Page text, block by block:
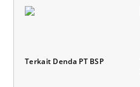
Terkait Denda PT BSP